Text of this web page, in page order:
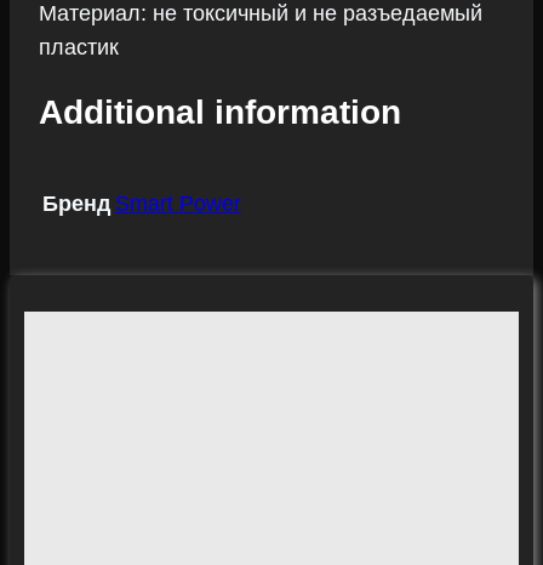
Материал: не токсичный и не разъедаемый
пластик
Additional information
Бренд Smart Power